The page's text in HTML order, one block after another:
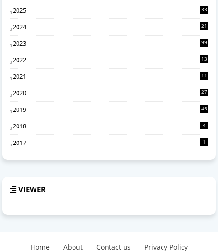
2025
33
2024
21
2023 99
2022
13
2021
11
2020
27
2019 45
2018 4
2017 1
VIEWER
Home About Contact us Privacy Policy